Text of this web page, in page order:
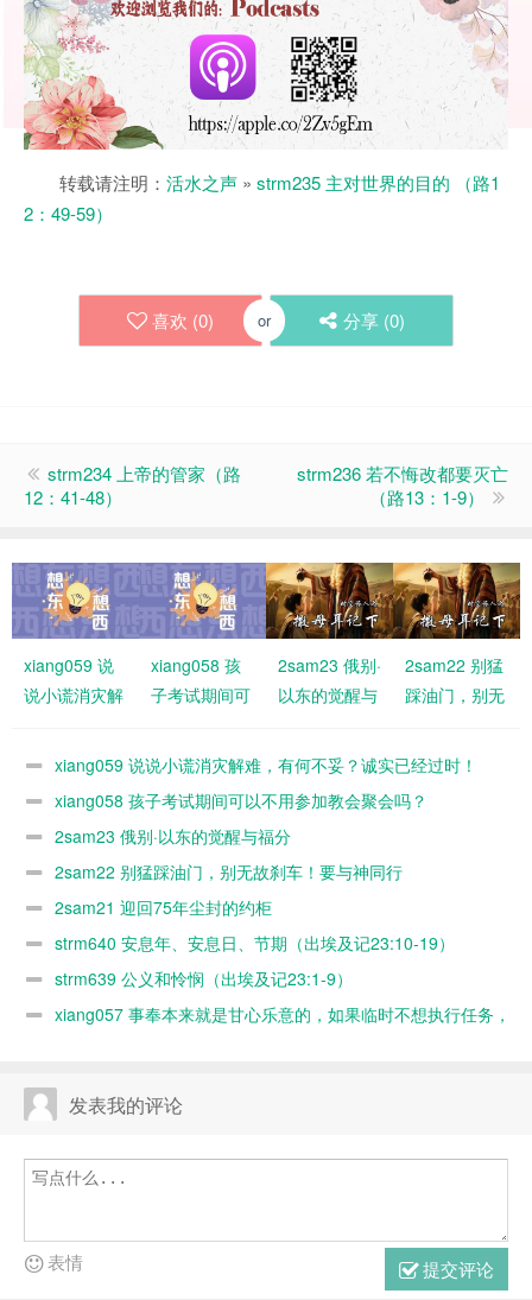
转载请注明： 活水之声 » strm235 主对世界的目的 （路1
2：49-59）
喜欢 (0) or 分享 (0)
strm234 上帝的管家（路
12：41-48）
strm236 若不悔改都要灭亡
（路13：1-9）
xiang059 说
说小谎消灾解
xiang058 孩
子考试期间可
会聚会吗？
2sam23 俄别·
以东的觉醒与
2sam22 别猛
踩油门，别无
神同行
xiang059 说说小谎消灾解难，有何不妥？诚实已经过时！
xiang058 孩子考试期间可以不用参加教会聚会吗？
2sam23 俄别·以东的觉醒与福分
2sam22 别猛踩油门，别无故刹车！要与神同行
2sam21 迎回75年尘封的约柜
strm640 安息年、安息日、节期（出埃及记23:10-19）
strm639 公义和怜悯（出埃及记23:1-9）
xiang057 事奉本来就是甘心乐意的，如果临时不想执行任务，
发表我的评论
提交评论
表情